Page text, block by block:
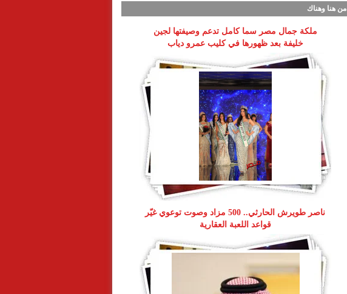
من هنا وهناك
ملكة جمال مصر سما كامل تدعم وصيفتها لجين
خليفة بعد ظهورها في كليب عمرو دياب
ناصر طويرش الحارثي.. 500 مزاد وصوت توعوي غيّر
قواعد اللعبة العقارية